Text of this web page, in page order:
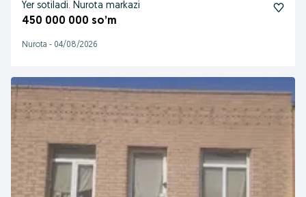
Yer sotiladi. Nurota markazi
450 000 000 so’m
Nurota - 04/08/2026